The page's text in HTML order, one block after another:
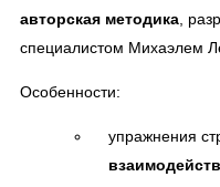
авторская методика ,
специалистом Михаэлем
Особенности:
упражнения